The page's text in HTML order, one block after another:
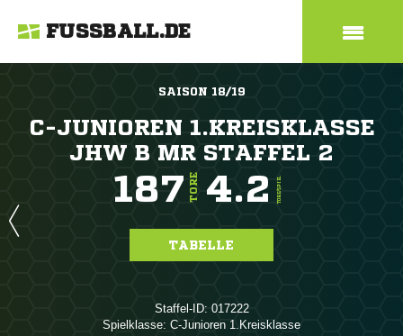
FUSSBALL.DE
SAISON 18/19
C-JUNIOREN 1.KREISKLASSE
JHW B MR STAFFEL 2
187 TORE 4.2 TORE/SPIEL
TABELLE
Staffel-ID: 017222
Spielklasse: C-Junioren 1.Kreisklasse